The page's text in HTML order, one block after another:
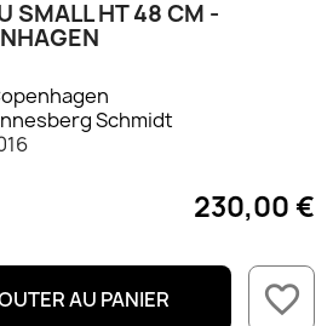
SMALL HT 48 CM -
Schmidt
230,00 €
AU PANIER favorite_border